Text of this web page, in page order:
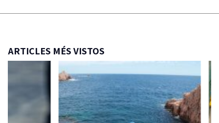
ARTICLES MÉS VISTOS